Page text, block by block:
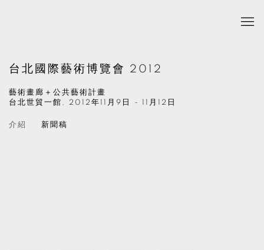
台北國際藝術博覽會 2012
藝術畫廊＋公共藝術計畫
台北世貿一館,
2012年11月9日 - 11月12日
介紹 新聞稿